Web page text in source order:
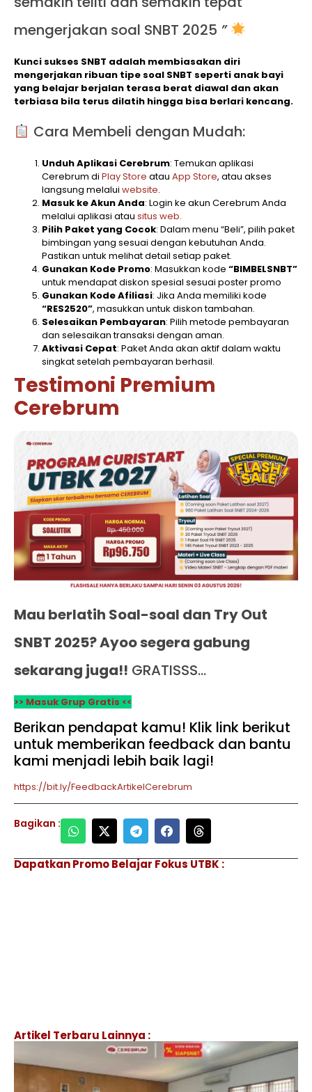
mengerjakan soal SNBT 2025 ”
Kunci sukses SNBT adalah membiasakan diri
mengerjakan ribuan tipe soal SNBT seperti anak bayi
yang belajar berjalan terasa berat diawal dan akan
terbiasa bila terus dilatih hingga bisa berlari kencang.
Cara Membeli dengan Mudah:
Unduh Aplikasi Cerebrum: Temukan aplikasi
Cerebrum di Play Store atau App Store, atau akses
langsung melalui website.
Masuk ke Akun Anda: Login ke akun Cerebrum Anda
melalui aplikasi atau situs web.
Pilih Paket yang Cocok: Dalam menu “Beli”, pilih paket
bimbingan yang sesuai dengan kebutuhan Anda.
Pastikan untuk melihat detail setiap paket.
Gunakan Kode Promo: Masukkan kode “BIMBELSNBT”
untuk mendapat diskon spesial sesuai poster promo
Gunakan Kode Afiliasi: Jika Anda memiliki kode
“RES2520”, masukkan untuk diskon tambahan.
Selesaikan Pembayaran: Pilih metode pembayaran
dan selesaikan transaksi dengan aman.
Aktivasi Cepat: Paket Anda akan aktif dalam waktu
singkat setelah pembayaran berhasil.
Testimoni Premium
Cerebrum
Mau berlatih Soal-soal dan Try Out
SNBT 2025? Ayoo segera gabung
sekarang juga!! GRATISSS…
>> Masuk Grup Gratis <<
Berikan pendapat kamu! Klik link berikut
untuk memberikan feedback dan bantu
kami menjadi lebih baik lagi!
https://bit.ly/FeedbackArtikelCerebrum
Bagikan :
Dapatkan Promo Belajar Fokus UTBK :
Artikel Terbaru Lainnya :